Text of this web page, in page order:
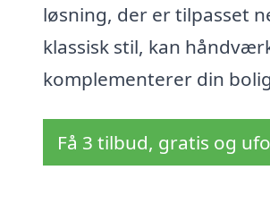
løsning, der er tilpasset
klassisk stil, kan
komplementerer din
Få 3 tilbud, gratis og